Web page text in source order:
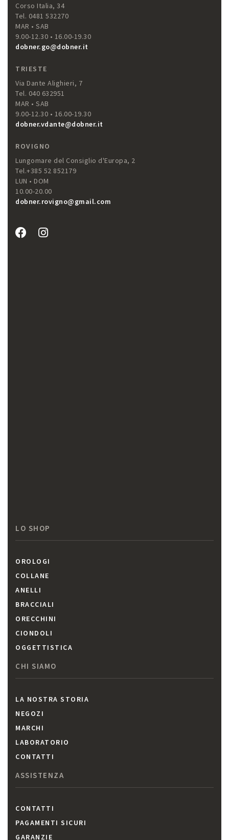
Corso Italia, 34
Tel. 0481 532270
MAR • SAB
9.00-12.30 • 16.00-19.30
dobner.go@dobner.it
TRIESTE
Via Dante Alighieri, 7
Tel. 040 632951
MAR • SAB
9.00-12.30 • 16.00-19.30
dobner.vdante@dobner.it
ROVIGNO
Lungomare del Consiglio d'Europa, 2
Tel.+385 52 852179
LUN • DOM
10.00-20.00
dobner.rovigno@gmail.com
LO SHOP
OROLOGI
COLLANE
ANELLI
BRACCIALI
ORECCHINI
CIONDOLI
OGGETTISTICA
CHI SIAMO
LA NOSTRA STORIA
NEGOZI
MARCHI
LABORATORIO
CONTATTI
ASSISTENZA
CONTATTI
PAGAMENTI SICURI
GARANZIE